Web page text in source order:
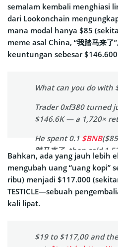
semalam kembali menghiasi
dari Lookonchain
mana modal hanya $85
meme asal China, “我踏马来
keuntungan sebesar
What can you do with
Trader 0xf380 turned
$146.6K — a 1,720×
He spent 0.1 $BNB
踏马来了, then sold
34.88$BNB ($31.5K).
He's still holding 4.72M
($115K).
Wallet:…
Bahkan, ada yang jauh lebih
mengubah uang “uang kopi”
ribu) menjadi $117.000
TESTICLE—sebuah
kali lipat.
$19 to $117,00 and